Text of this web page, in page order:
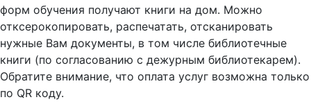
форм обучения получают книги на дом. Можно
отксерокопировать, распечатать, отсканировать
нужные Вам документы, в том числе библиотечные
книги (по согласованию с дежурным библиотекарем).
Обратите внимание, что оплата услуг возможна только
по QR коду.